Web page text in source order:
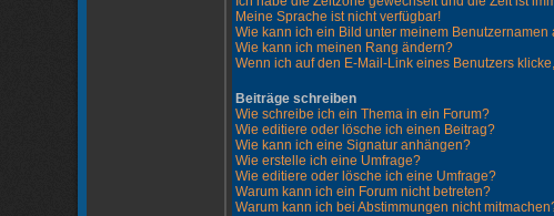
Meine Sprache ist nicht verfügbar!
Wie kann ich ein Bild unter meinem Benutzernamen
Wie kann ich meinen Rang ändern?
Wenn ich auf den E-Mail-Link eines Benutzers
Beiträge schreiben
Wie schreibe ich ein Thema in ein Forum?
Wie editiere oder lösche ich einen Beitrag?
Wie kann ich eine Signatur anhängen?
Wie erstelle ich eine Umfrage?
Wie editiere oder lösche ich eine Umfrage?
Warum kann ich ein Forum nicht betreten?
Warum kann ich bei Abstimmungen nicht